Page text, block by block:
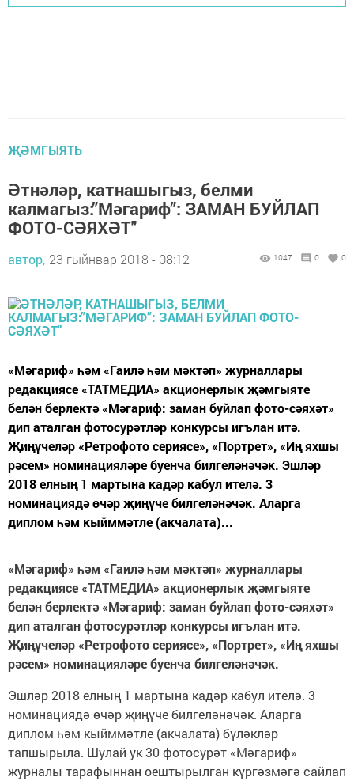
ҖӘМГЫЯТЬ
Әтнәләр, катнашыгыз, белми
калмагыз:”Мәгариф”: ЗАМАН БУЙЛАП
ФОТО-СӘЯХӘТ"
автор, 23 гыйнвар 2018 - 08:12 1047 0 0
«Мәгариф» һәм «Гаилә һәм мәктәп» журналлары
редакциясе «ТАТМЕДИА» акционерлык җәмгыяте
белән берлектә «Мәгариф: заман буйлап фото-сәяхәт»
дип аталган фотосурәтләр конкурсы игълан итә.
Җиңүчеләр «Ретрофото сериясе», «Портрет», «Иң яхшы
рәсем» номинацияләре буенча билгеләнәчәк. Эшләр
2018 елның 1 мартына кадәр кабул ителә. 3
номинациядә өчәр җиңүче билгеләнәчәк. Аларга
диплом һәм кыйммәтле (акчалата)...
«Мәгариф» һәм «Гаилә һәм мәктәп» журналлары
редакциясе «ТАТМЕДИА» акционерлык җәмгыяте
белән берлектә «Мәгариф: заман буйлап фото-сәяхәт»
дип аталган фотосурәтләр конкурсы игълан итә.
Җиңүчеләр «Ретрофото сериясе», «Портрет», «Иң яхшы
рәсем» номинацияләре буенча билгеләнәчәк.
Эшләр 2018 елның 1 мартына кадәр кабул ителә. 3
номинациядә өчәр җиңүче билгеләнәчәк. Аларга
диплом һәм кыйммәтле (акчалата) бүләкләр
тапшырыла. Шулай ук 30 фотосурәт «Мәгариф»
журналы тарафыннан оештырылган күргәзмәгә сайлап